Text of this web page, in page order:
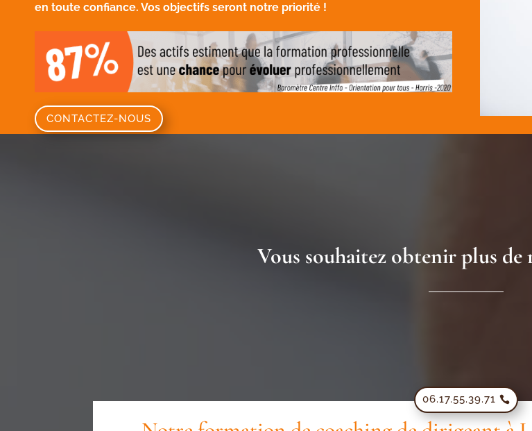
en toute confiance. Vos objectifs seront notre priorité !
CONTACTEZ-NOUS
Vous souhaitez obtenir plus de
06.17.55.39.71